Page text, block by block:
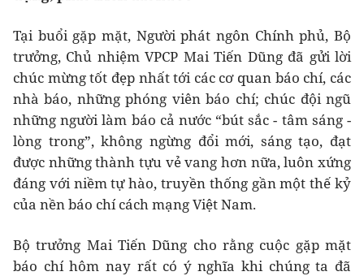
Tại buổi gặp mặt, Người phát ngôn Chính phủ, Bộ
trưởng, Chủ nhiệm VPCP Mai Tiến Dũng đã gửi lời
chúc mừng tốt đẹp nhất tới các cơ quan báo chí, các
nhà báo, những phóng viên báo chí; chúc đội ngũ
những người làm báo cả nước “bút sắc - tâm sáng -
lòng trong”, không ngừng đổi mới, sáng tạo, đạt
được những thành tựu vẻ vang hơn nữa, luôn xứng
đáng với niềm tự hào, truyền thống gần một thế kỷ
của nền báo chí cách mạng Việt Nam.
Bộ trưởng Mai Tiến Dũng cho rằng cuộc gặp mặt
báo chí hôm nay rất có ý nghĩa khi chúng ta đã